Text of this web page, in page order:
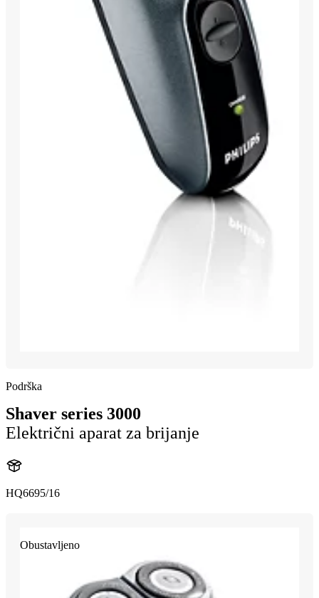
Podrška
Shaver series 3000
Električni aparat za brijanje
HQ6695/16
Obustavljeno